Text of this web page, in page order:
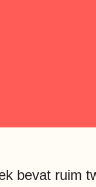
bevat ruim